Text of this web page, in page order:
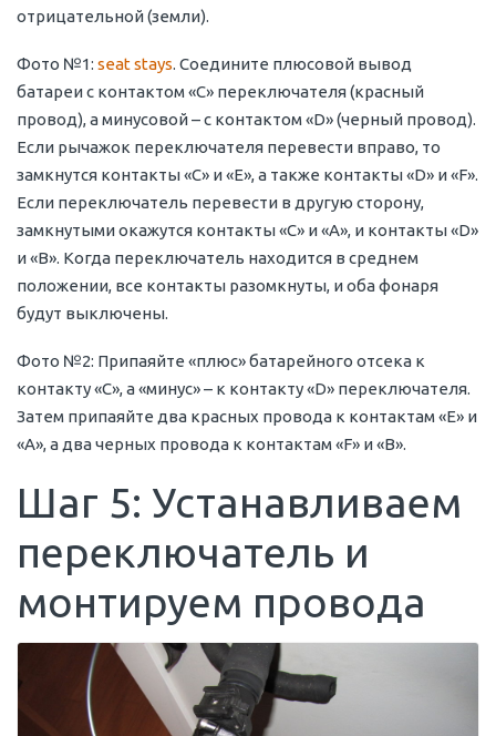
отрицательной (земли).
Фото №1: seat stays. Соедините плюсовой вывод
батареи с контактом «С» переключателя (красный
провод), а минусовой – с контактом «D» (черный провод).
Если рычажок переключателя перевести вправо, то
замкнутся контакты «С» и «Е», а также контакты «D» и «F».
Если переключатель перевести в другую сторону,
замкнутыми окажутся контакты «С» и «А», и контакты «D»
и «В». Когда переключатель находится в среднем
положении, все контакты разомкнуты, и оба фонаря
будут выключены.
Фото №2: Припаяйте «плюс» батарейного отсека к
контакту «С», а «минус» – к контакту «D» переключателя.
Затем припаяйте два красных провода к контактам «Е» и
«А», а два черных провода к контактам «F» и «В».
Шаг 5: Устанавливаем
переключатель и
монтируем провода